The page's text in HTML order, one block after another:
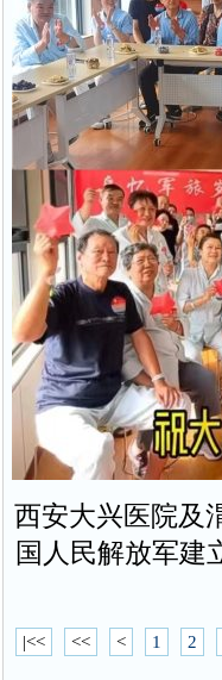
西安大兴医院及
国人民解放军建
|<< << < 1 2